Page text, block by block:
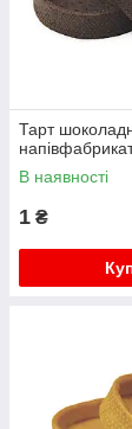
Тарт
В наявності
1 ₴